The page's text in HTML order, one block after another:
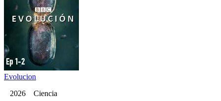
Evolucion
2026 Ciencia